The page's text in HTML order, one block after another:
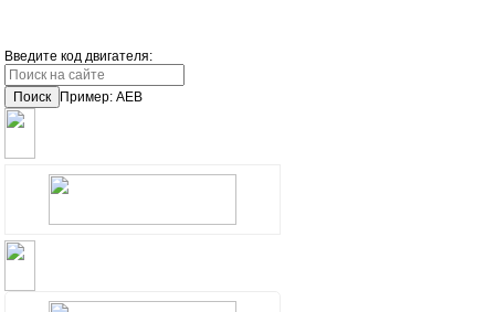
Введите код двигателя:
Поиск Пример: AEB